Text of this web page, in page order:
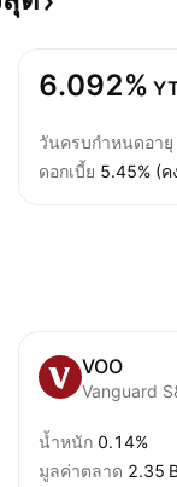
6.092%
วันครบกำหนดอายุ
ดอกเบี้ย 5.45% (ค
VOO
Vanguard
น้ำหนัก 0.14%
มูลค่าตลาด ‪2.35